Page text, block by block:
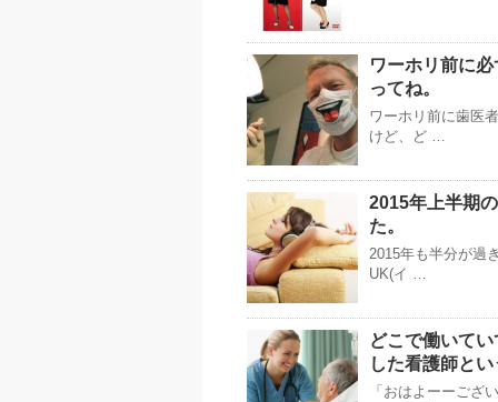
ワーホリ前に
ってね。
ワーホリ前に歯医
けど、ど …
2015年上半期
た。
2015年も半分が過
UK(イ …
どこで働いて
した看護師と
「おはよーーござ